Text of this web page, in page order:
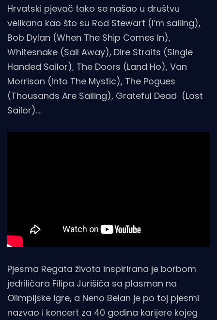
Hrvatski pjevač tako se našao u društvu
velikana kao što su Rod Stewart (I’m sailing),
Bob Dylan (When The Ship Comes In),
Whitesnake (Sail Away), Dire Straits (Single
Handed Sailor), The Doors (Land Ho), Van
Morrison (Into The Mystic), The Pogues
(Thousands Are Sailing), Grateful Dead (Lost
Sailor)….
Pjesma Regata života inspirirana je borbom
jedriličara Filipa Jurišića sa plasman na
Olimpijske igre, a Neno Belan je po toj pjesmi
nazvao i koncert za 40 godina karijere kojeg